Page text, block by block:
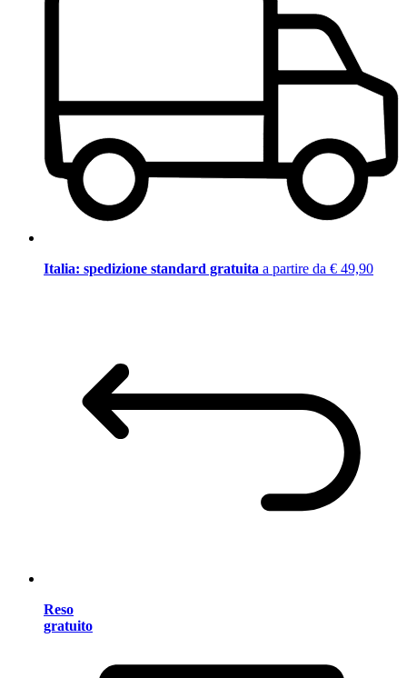
Italia: spedizione standard gratuita a partire da € 49,90
Reso
gratuito